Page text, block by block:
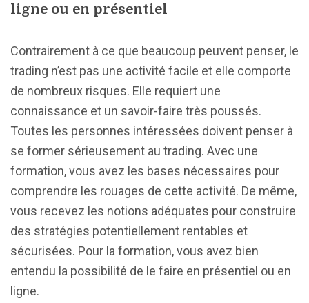
ligne ou en présentiel
Contrairement à ce que beaucoup peuvent penser, le
trading n’est pas une activité facile et elle comporte
de nombreux risques. Elle requiert une
connaissance et un savoir-faire très poussés.
Toutes les personnes intéressées doivent penser à
se former sérieusement au trading. Avec une
formation, vous avez les bases nécessaires pour
comprendre les rouages de cette activité. De même,
vous recevez les notions adéquates pour construire
des stratégies potentiellement rentables et
sécurisées. Pour la formation, vous avez bien
entendu la possibilité de le faire en présentiel ou en
ligne.